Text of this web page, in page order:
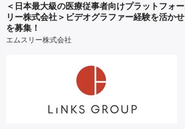
＜日本最大級の医療従事者向けプラットフォ
リー株式会社＞ビデオグラファー経験を活か
を募集！
エムスリー株式会社